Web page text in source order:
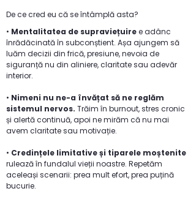
De ce cred eu că se întâmplă asta?
• Mentalitatea de supraviețuiree adânc
înrădăcinată în subconștient. Așa ajungem să
luăm decizii din frică, presiune, nevoia de
siguranță nu din aliniere, claritate sau adevăr
interior.
• Nimeni nu ne-a învățat să ne reglăm
sistemul nervos. Trăim în burnout, stres cronic
și alertă continuă, apoi ne mirăm că nu mai
avem claritate sau motivație.
• Credințele limitative și tiparele moștenite
rulează în fundalul vieții noastre. Repetăm
aceleași scenarii: prea mult efort, prea puțină
bucurie.